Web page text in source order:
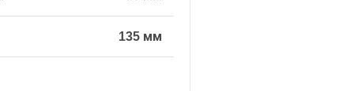
135 мм